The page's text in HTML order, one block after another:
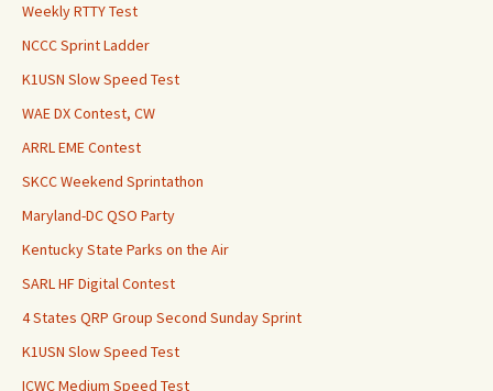
Weekly RTTY Test
NCCC Sprint Ladder
K1USN Slow Speed Test
WAE DX Contest, CW
ARRL EME Contest
SKCC Weekend Sprintathon
Maryland-DC QSO Party
Kentucky State Parks on the Air
SARL HF Digital Contest
4 States QRP Group Second Sunday Sprint
K1USN Slow Speed Test
ICWC Medium Speed Test